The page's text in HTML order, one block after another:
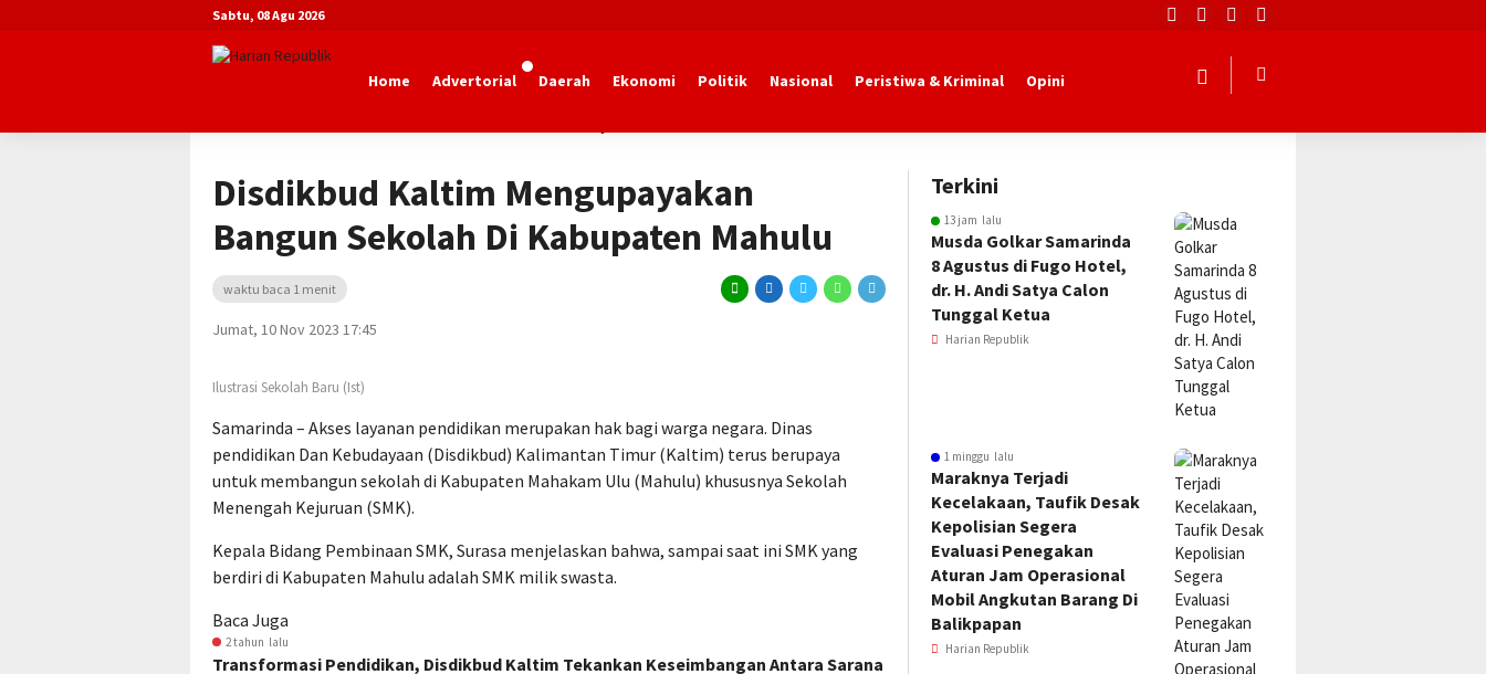
Sabtu, 08 Agu 2026
Home Advertorial Daerah Ekonomi Politik Nasional Peristiwa & Kriminal Opini
Disdikbud Kaltim Mengupayakan
Bangun Sekolah Di Kabupaten Mahulu
waktu baca 1 menit
Jumat, 10 Nov 2023 17:45
Ilustrasi Sekolah Baru (Ist)
Samarinda – Akses layanan pendidikan merupakan hak bagi warga negara. Dinas
pendidikan Dan Kebudayaan (Disdikbud) Kalimantan Timur (Kaltim) terus berupaya
untuk membangun sekolah di Kabupaten Mahakam Ulu (Mahulu) khususnya Sekolah
Menengah Kejuruan (SMK).
Kepala Bidang Pembinaan SMK, Surasa menjelaskan bahwa, sampai saat ini SMK yang
berdiri di Kabupaten Mahulu adalah SMK milik swasta.
Baca Juga
2 tahun lalu
Transformasi Pendidikan, Disdikbud Kaltim Tekankan Keseimbangan Antara Sarana
Terkini
13 jam lalu
Musda Golkar Samarinda
8 Agustus di Fugo Hotel,
dr. H. Andi Satya Calon
Tunggal Ketua
Harian Republik
1 minggu lalu
Maraknya Terjadi
Kecelakaan, Taufik Desak
Kepolisian Segera
Evaluasi Penegakan
Aturan Jam Operasional
Mobil Angkutan Barang Di
Balikpapan
Harian Republik